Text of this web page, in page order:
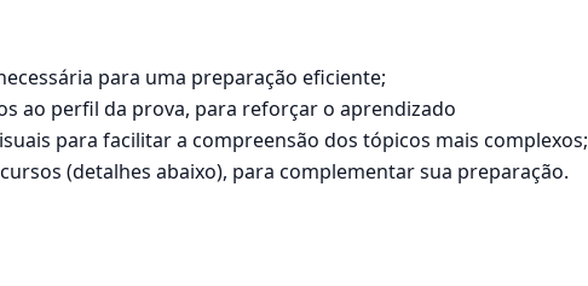
para uma preparação eficiente;
ao perfil da prova, para reforçar o aprendizado
para facilitar a compreensão dos tópicos mais complexos;
(detalhes abaixo), para complementar sua preparação.